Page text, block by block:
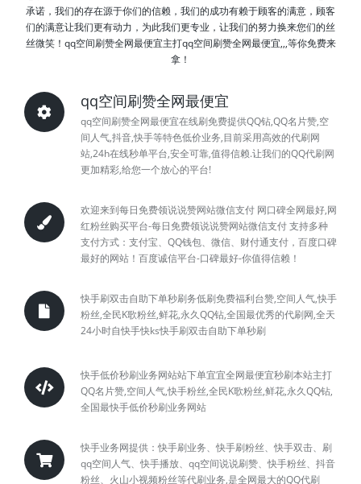
承诺，我们的存在源于你们的信赖，我们的成功有赖于顾客的满意，顾客
们的满意让我们更有动力，为此我们更专业，让我们的努力换来您们的丝
丝微笑！qq空间刷赞全网最便宜主打qq空间刷赞全网最便宜,,,等你免费来
拿！
qq空间刷赞全网最便宜
qq空间刷赞全网最便宜在线刷免费提供QQ钻,QQ名片赞,空
间人气,抖音,快手等特色低价业务,目前采用高效的代刷网
站,24h在线秒单平台,安全可靠,值得信赖.让我们的QQ代刷网
更加精彩,给您一个放心的平台!
欢迎来到每日免费领说说赞网站微信支付 网口碑全网最好,网
红粉丝购买平台-每日免费领说说赞网站微信支付 支持多种
支付方式：支付宝、QQ钱包、微信、财付通支付，百度口碑
最好的网站！百度诚信平台-口碑最好-你值得信赖！
快手刷双击自助下单秒刷务低刷免费福利台赞,空间人气,快手
粉丝,全民K歌粉丝,鲜花,永久QQ钻,全国最优秀的代刷网,全天
24小时自快手快ks快手刷双击自助下单秒刷
快手低价秒刷业务网站站下单宜宜全网最便宜秒刷本站主打
QQ名片赞,空间人气,快手粉丝,全民K歌粉丝,鲜花,永久QQ钻,
全国最快手低价秒刷业务网站
快手业务网提供：快手刷业务、快手刷粉丝、快手双击、刷
qq空间人气、快手播放、qq空间说说刷赞、快手粉丝、抖音
粉丝、火山小视频粉丝等代刷业务,是全网最大的QQ代刷